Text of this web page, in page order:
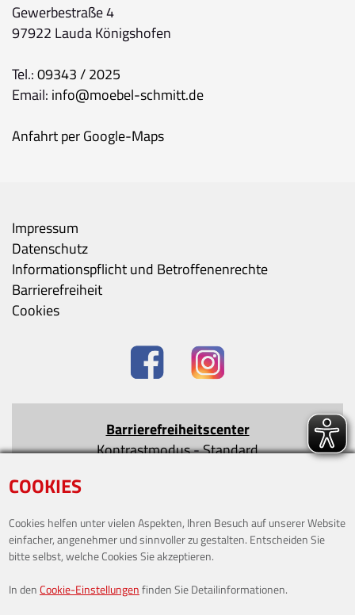
COOKIES
Cookies helfen unter vielen Aspekten, Ihren Besuch auf unserer Website
einfacher, angenehmer und sinnvoller zu gestalten. Entscheiden Sie
bitte selbst, welche Cookies Sie akzeptieren.
In denCookie-Einstellungenfinden Sie Detailinformationen.
Gewerbestraße 4
97922 Lauda Königshofen
Tel.:09343 / 2025
Email: info@moebel-schmitt.de
Anfahrt per Google-Maps
Impressum
Datenschutz
Informationspflicht und Betroffenenrechte
Barrierefreiheit
Cookies
Barrierefreiheitscenter
Kontrastmodus-Standard